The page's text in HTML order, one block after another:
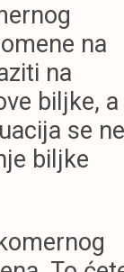
na
na
biljke, a
se ne
biljke